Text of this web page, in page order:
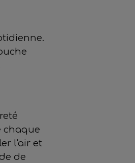
chaque
l'air et
de